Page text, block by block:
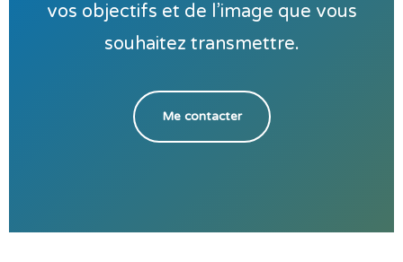
vos objectifs et de l’image que vous
souhaitez transmettre.
Me contacter